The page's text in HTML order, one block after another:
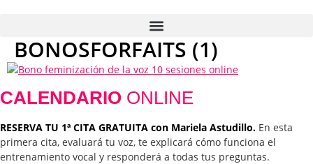
BONOSFORFAITS (1)
CALENDARIO ONLINE
RESERVA TU 1ª CITA GRATUITA con Mariela Astudillo. En esta
primera cita, evaluará tu voz, te explicará cómo funciona el
entrenamiento vocal y responderá a todas tus preguntas.